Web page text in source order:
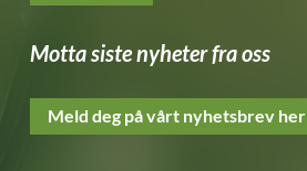
Motta siste nyheter fra oss
Meld deg på vårt nyhetsbrev her